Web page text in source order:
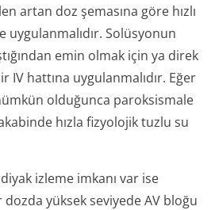
artan doz şemasına göre hızlı
uygulanmalıdır. Solüsyonun
emin olmak için ya direk
IV hattına uygulanmalıdır. Eğer
olduğunca paroksismale
hızla fizyolojik tuzlu su
izleme imkanı var ise
dozda yüksek seviyede AV bloğu